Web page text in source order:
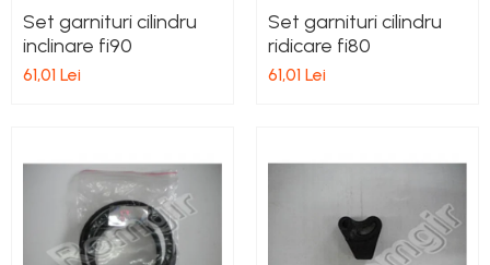
Set garnituri cilindru
inclinare fi90
61,01 Lei
Set garnituri cilindru
ridicare fi80
61,01 Lei